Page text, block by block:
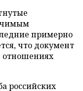
примерно
что документ
отношениях
российских